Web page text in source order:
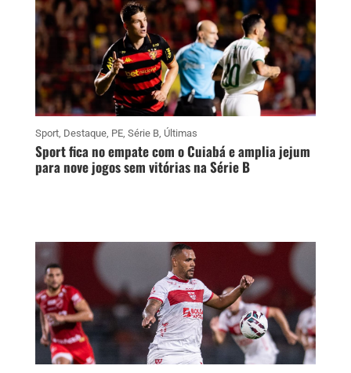
Sport, Destaque, PE, Série B, Últimas
Sport fica no empate com o Cuiabá e amplia jejum
para nove jogos sem vitórias na Série B